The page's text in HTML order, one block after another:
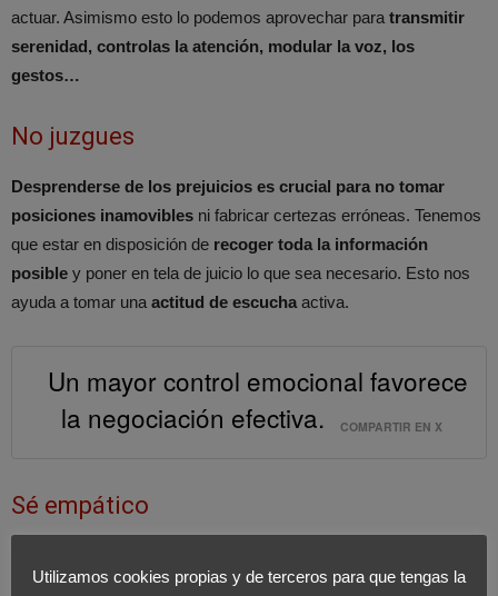
actuar. Asimismo esto lo podemos aprovechar para transmitir
serenidad, controlas la atención, modular la voz, los
gestos…
No juzgues
Desprenderse de los prejuicios es crucial para no tomar
posiciones inamovibles ni fabricar certezas erróneas. Tenemos
que estar en disposición de recoger toda la información
posible y poner en tela de juicio lo que sea necesario. Esto nos
ayuda a tomar una actitud de escucha activa.
Un mayor control emocional favorece
la negociación efectiva.
COMPARTIR EN X
Sé empático
un “maratón interpersonal”. Una carrera de fondo que hace
Utilizamos cookies propias y de terceros para que tengas la